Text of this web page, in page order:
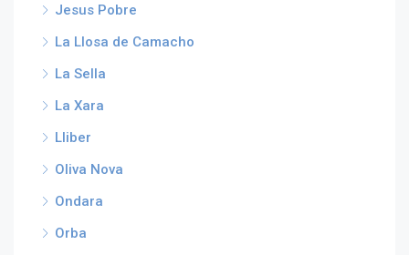
Jesus Pobre
La Llosa de Camacho
La Sella
La Xara
Lliber
Oliva Nova
Ondara
Orba